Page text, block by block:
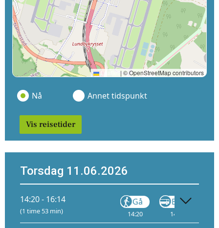
Leaflet | © OpenStreetMap contributors
Nå Annet tidspunkt
Vis reisetider
Torsdag 11.06.2026
14:20 - 16:14
(1 time 53 min)
Gå
14:20
Buss
14:39